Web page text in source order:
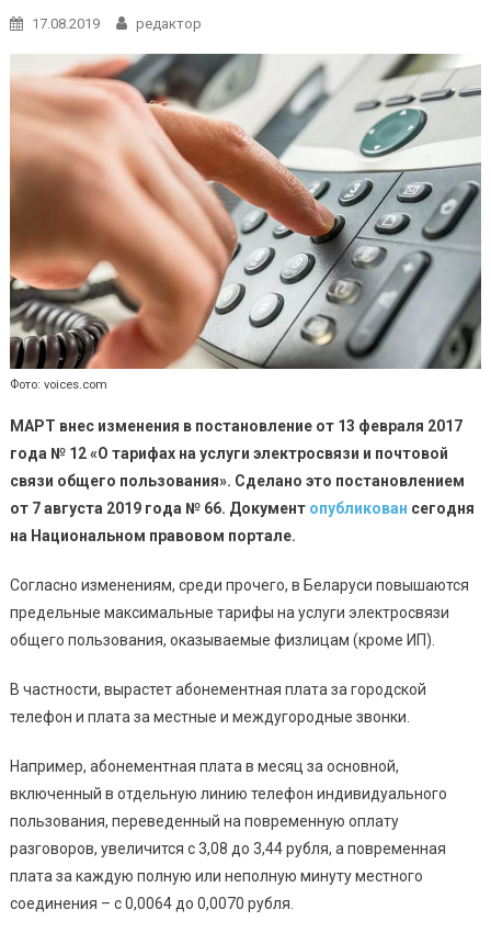
17.08.2019 редактор
Фото: voices.com
МАРТ внес изменения в постановление от 13 февраля 2017
года № 12 «О тарифах на услуги электросвязи и почтовой
связи общего пользования». Сделано это постановлением
от 7 августа 2019 года № 66. Документ опубликован сегодня
на Национальном правовом портале.
Согласно изменениям, среди прочего, в Беларуси повышаются
предельные максимальные тарифы на услуги электросвязи
общего пользования, оказываемые физлицам (кроме ИП).
В частности, вырастет абонементная плата за городской
телефон и плата за местные и междугородные звонки.
Например, абонементная плата в месяц за основной,
включенный в отдельную линию телефон индивидуального
пользования, переведенный на повременную оплату
разговоров, увеличится с 3,08 до 3,44 рубля, а повременная
плата за каждую полную или неполную минуту местного
соединения – с 0,0064 до 0,0070 рубля.